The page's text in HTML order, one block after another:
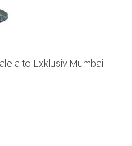
alto Exklusiv Mumbai